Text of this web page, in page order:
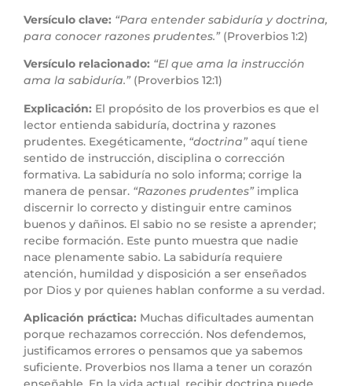
Versículo clave: “Para entender sabiduría y doctrina,
para conocer razones prudentes.” (Proverbios 1:2)
Versículo relacionado: “El que ama la instrucción
ama la sabiduría.” (Proverbios 12:1)
Explicación: El propósito de los proverbios es que el
lector entienda sabiduría, doctrina y razones
prudentes. Exegéticamente, “doctrina”aquí tiene
sentido de instrucción, disciplina o corrección
formativa. La sabiduría no solo informa; corrige la
manera de pensar. “Razones prudentes”implica
discernir lo correcto y distinguir entre caminos
buenos y dañinos. El sabio no se resiste a aprender;
recibe formación. Este punto muestra que nadie
nace plenamente sabio. La sabiduría requiere
atención, humildad y disposición a ser enseñados
por Dios y por quienes hablan conforme a su verdad.
Aplicación práctica: Muchas dificultades aumentan
porque rechazamos corrección. Nos defendemos,
justificamos errores o pensamos que ya sabemos
suficiente. Proverbios nos llama a tener un corazón